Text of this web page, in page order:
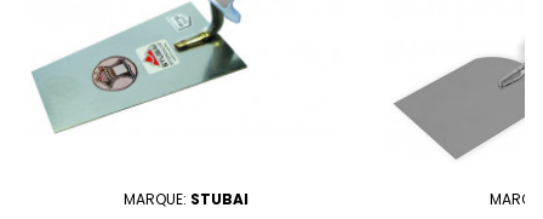
MARQUE: STUBAI